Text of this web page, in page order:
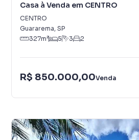
Casa à Venda em CENTRO
CENTRO
Guararema, SP
327m² 5 3 2
R$ 850.000,00Venda